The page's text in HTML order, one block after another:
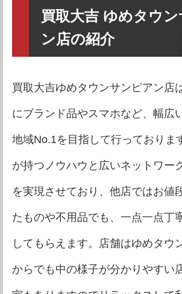
買取大吉 ゆめタウ
ン店の紹介
買取大吉ゆめタウンサンピアン店
にブランド品やスマホなど、幅広
地域No.1を目指して行っておりま
が持つノウハウと広いネットワー
を実現させており、他店ではお値
たものや不用品でも、一点一点丁
してもらえます。店舗はゆめタウ
からでも中の様子が分かりやすい